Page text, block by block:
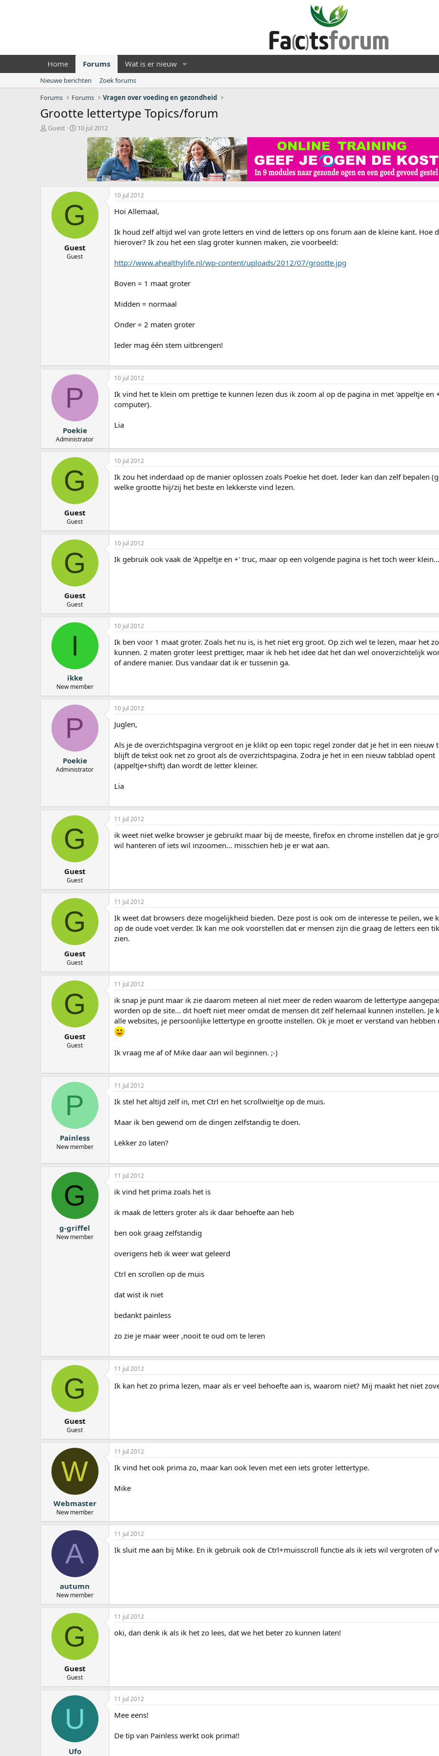
Home Forums Wat is er nieuw
Nieuwe berichten
Zoek forums
Forums
Forums Vragen over voeding en gezondheid
Grootte lettertype Topics/forum
O
Guest
S
m
10 jul 2012
G
Guest
Guest
10 jul 2012
Hoi Allemaal,
Ik houd zelf altijd wel van grote letters en vind de letters op ons forum aan de kleine kant. Hoe
hierover? Ik zou het een slag groter kunnen maken, zie voorbeeld:
http://www.ahealthylife.nl/wp-content/uploads/2012/07/grootte.jpg
Boven = 1 maat groter
Midden = normaal
Onder = 2 maten groter
Ieder mag één stem uitbrengen!
P
Poekie
Administrator
10 jul 2012
Ik vind het te klein om prettige te kunnen lezen dus ik zoom al op de pagina in met 'appeltje en
computer).
Lia
G
Guest
Guest
10 jul 2012
Ik zou het inderdaad op de manier oplossen zoals Poekie het doet. Ieder kan dan zelf bepalen
welke grootte hij/zij het beste en lekkerste vind lezen.
G
Guest
Guest
10 jul 2012
Ik gebruik ook vaak de 'Appeltje en +' truc, maar op een volgende pagina is het toch weer klein...
I
ikke
New member
10 jul 2012
Ik ben voor 1 maat groter. Zoals het nu is, is het niet erg groot. Op zich wel te lezen, maar het
kunnen. 2 maten groter leest prettiger, maar ik heb het idee dat het dan wel onoverzichtelijk
of andere manier. Dus vandaar dat ik er tussenin ga.
P
Poekie
Administrator
10 jul 2012
Juglen,
Als je de overzichtspagina vergroot en je klikt op een topic regel zonder dat je het in een nieuw
blijft de tekst ook net zo groot als de overzichtspagina. Zodra je het in een nieuw tabblad opent
(appeltje+shift) dan wordt de letter kleiner.
Lia
G
Guest
Guest
11 jul 2012
ik weet niet welke browser je gebruikt maar bij de meeste, firefox en chrome instellen dat je
wil hanteren of iets wil inzoomen... misschien heb je er wat aan.
G
Guest
Guest
11 jul 2012
Ik weet dat browsers deze mogelijkheid bieden. Deze post is ook om de interesse te peilen, we
op de oude voet verder. Ik kan me ook voorstellen dat er mensen zijn die graag de letters een
zien.
G
Guest
Guest
11 jul 2012
ik snap je punt maar ik zie daarom meteen al niet meer de reden waarom de lettertype
worden op de site... dit hoeft niet meer omdat de mensen dit zelf helemaal kunnen instellen. Je
alle websites, je persoonlijke lettertype en grootte instellen. Ok je moet er verstand van hebben
Ik vraag me af of Mike daar aan wil beginnen. ;-)
P
Painless
New member
11 jul 2012
Ik stel het altijd zelf in, met Ctrl en het scrollwieltje op de muis.
Maar ik ben gewend om de dingen zelfstandig te doen.
Lekker zo laten?
G
g-griffel
New member
11 jul 2012
ik vind het prima zoals het is
ik maak de letters groter als ik daar behoefte aan heb
ben ook graag zelfstandig
overigens heb ik weer wat geleerd
Ctrl en scrollen op de muis
dat wist ik niet
bedankt painless
zo zie je maar weer ,nooit te oud om te leren
G
Guest
Guest
11 jul 2012
Ik kan het zo prima lezen, maar als er veel behoefte aan is, waarom niet? Mij maakt het niet
W
Webmaster
New member
11 jul 2012
Ik vind het ook prima zo, maar kan ook leven met een iets groter lettertype.
Mike
A
autumn
New member
11 jul 2012
Ik sluit me aan bij Mike. En ik gebruik ook de Ctrl+muisscroll functie als ik iets wil vergroten of
G
Guest
Guest
11 jul 2012
oki, dan denk ik als ik het zo lees, dat we het beter zo kunnen laten!
U
Ufo
11 jul 2012
Mee eens!
De tip van Painless werkt ook prima!!